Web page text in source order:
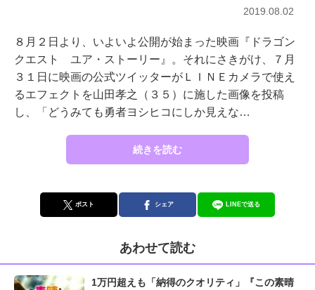
2019.08.02
８月２日より、いよいよ公開が始まった映画『ドラゴン
クエスト ユア・ストーリー』。それにさきがけ、７月
３１日に映画の公式ツイッターがＬＩＮＥカメラで使え
るエフェクトを山田孝之（３５）に施した画像を投稿
し、「どうみても勇者ヨシヒコにしか見えな…
続きを読む
ポスト シェア LINEで送る
あわせて読む
1万円超えも「納得のクオリティ」『この素晴